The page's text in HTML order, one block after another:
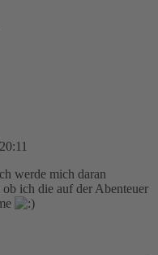
werde mich daran
ich die auf der Abenteuer